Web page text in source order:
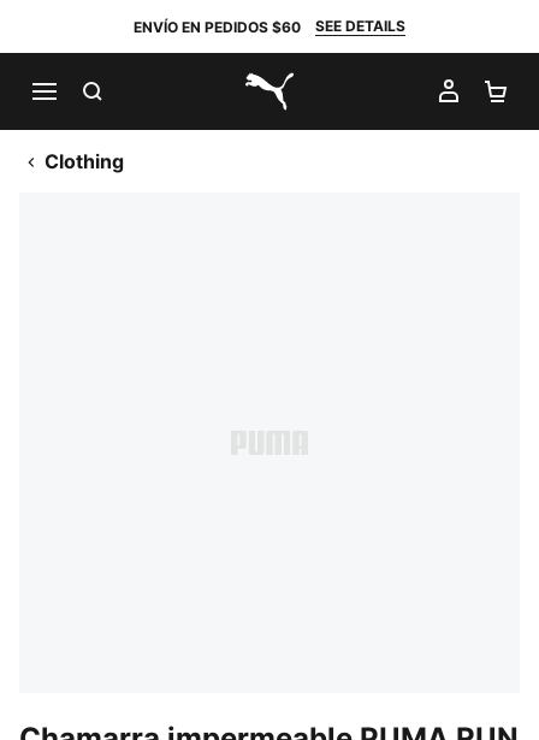
ENVÍO EN PEDIDOS $60 SEE DETAILS
PUMA.com
MI
Clothing